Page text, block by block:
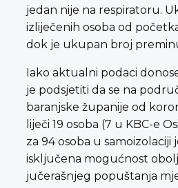
jedan nije na respiratoru.
izliječenih osoba od
dok je ukupan broj
Iako aktualni podaci
je podsjetiti da se na
baranjske županije od
liječi 19 osoba (7 u KBC-e
za 94 osoba u samoizolaciji
isključena mogućnost
jučerašnjeg popuštanja